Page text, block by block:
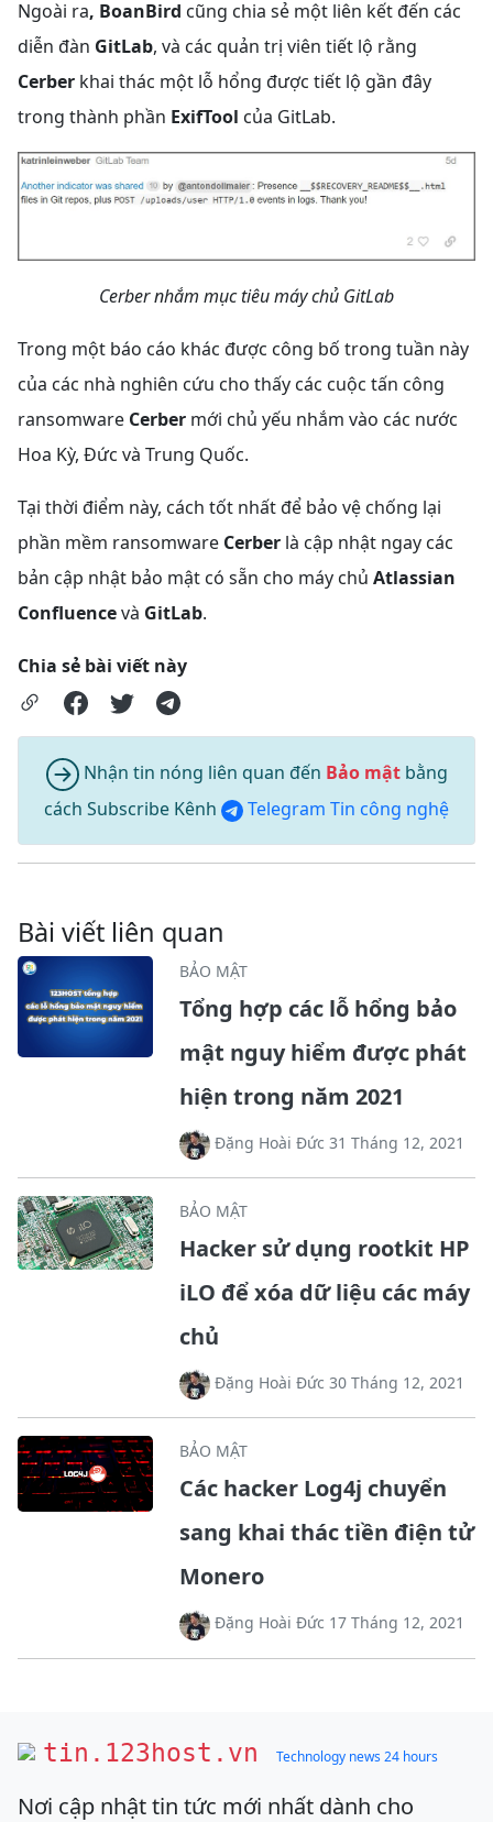
Ngoài ra, BoanBird cũng chia sẻ một liên kết đến các
diễn đàn GitLab, và các quản trị viên tiết lộ rằng
Cerber khai thác một lỗ hổng được tiết lộ gần đây
trong thành phần ExifTool của GitLab.
Cerber nhắm mục tiêu máy chủ GitLab
Trong một báo cáo khác được công bố trong tuần này
của các nhà nghiên cứu cho thấy các cuộc tấn công
ransomware Cerber mới chủ yếu nhắm vào các nước
Hoa Kỳ, Đức và Trung Quốc.
Tại thời điểm này, cách tốt nhất để bảo vệ chống lại
phần mềm ransomware Cerber là cập nhật ngay các
bản cập nhật bảo mật có sẵn cho máy chủ Atlassian
Confluencevà GitLab.
Chia sẻ bài viết này
Nhận tin nóng liên quan đến Bảo mậtbằng
cách Subscribe Kênh
Telegram Tin công nghệ
Bài viết liên quan
BẢO MẬT
Tổng hợp các lỗ hổng bảo
mật nguy hiểm được phát
hiện trong năm 2021
Đặng Hoài Đức 31 Tháng 12, 2021
BẢO MẬT
Hacker sử dụng rootkit HP
iLO để xóa dữ liệu các máy
chủ
Đặng Hoài Đức 30 Tháng 12, 2021
BẢO MẬT
Các hacker Log4j chuyển
sang khai thác tiền điện tử
Monero
Đặng Hoài Đức 17 Tháng 12, 2021
tin.123host.vn Technology news 24 hours
Nơi cập nhật tin tức mới nhất dành cho